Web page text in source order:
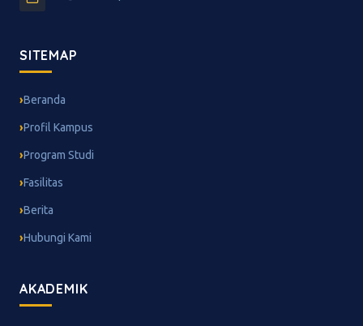
SITEMAP
Beranda
Profil Kampus
Program Studi
Fasilitas
Berita
Hubungi Kami
AKADEMIK